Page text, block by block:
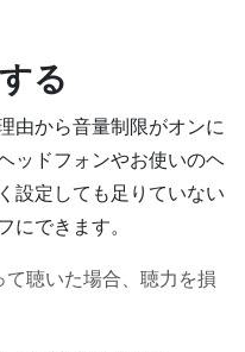
る
由から音量制限がオンに
ッドフォンやお使いのヘ
設定しても足りていない
にできます。
聴いた場合、聴力を損